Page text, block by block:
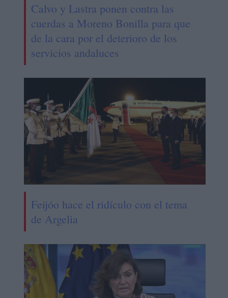
Calvo y Lastra ponen contra las
cuerdas a Moreno Bonilla para que
de la cara por el deterioro de los
servicios andaluces
Feijóo hace el ridículo con el tema
de Argelia